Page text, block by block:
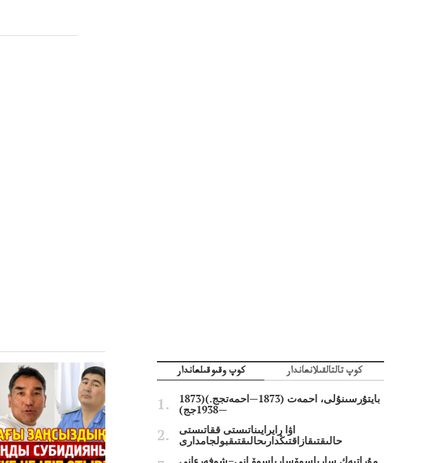
كوپ وقىوقىلعاندار كوپ تالتالقىلانعاندار
بايتۇرسىنۇلى، احمەت (1873—احمەتجج.)(1873
—1938جج)
اۋا رايرايىناتىستى ققاتىستى
حالىقتىقازاقتىڭدارىحالىقتىقبولجامدارى